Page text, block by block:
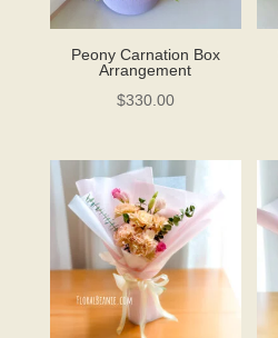
Peony Carnation Box
Arrangement
$330.00